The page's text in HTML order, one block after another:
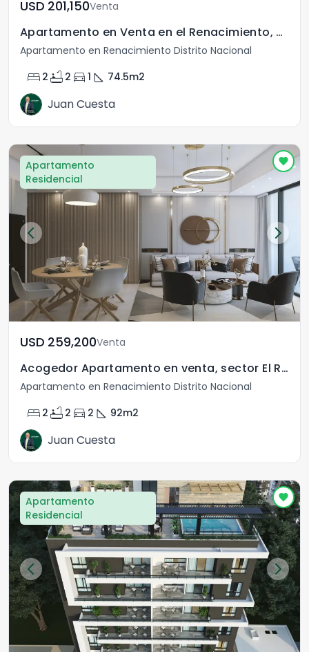
USD	201,150Venta
Apartamento en Venta en el Renacimiento, Santo Domingo.
Apartamento en Renacimiento Distrito Nacional
bed 2 bathtub 2 directions_car 1 square_foot 74.5m2
Juan Cuesta
Apartamento
Residencial
USD	259,200Venta
Acogedor Apartamento en venta, sector El Renacimiento.
Apartamento en Renacimiento Distrito Nacional
bed 2 bathtub 2 directions_car 2 square_foot 92m2
Juan Cuesta
Apartamento
Residencial